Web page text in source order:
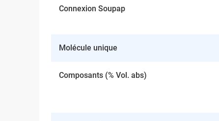
Connexion Soupap
Molécule unique
Composants (% Vol. abs)